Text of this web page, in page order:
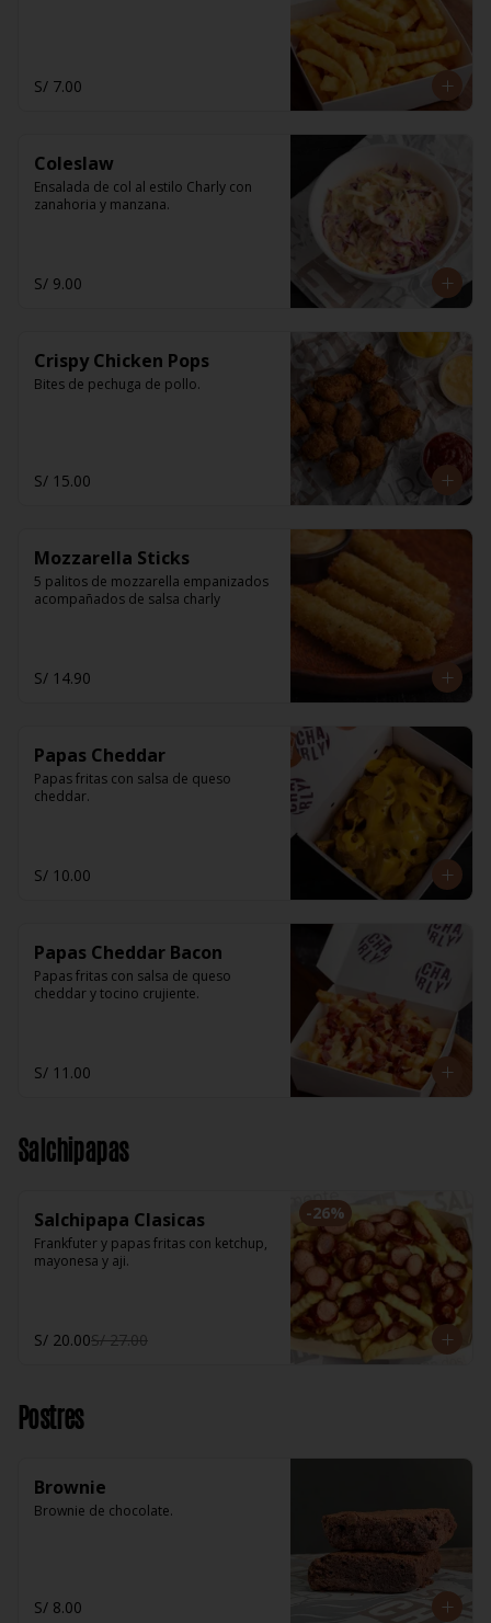
S/ 7.00
Coleslaw
Ensalada de col al estilo Charly con
zanahoria y manzana.
S/ 9.00
Crispy Chicken Pops
Bites de pechuga de pollo.
S/ 15.00
Mozzarella Sticks
5 palitos de mozzarella empanizados
acompañados de salsa charly
S/ 14.90
Papas Cheddar
Papas fritas con salsa de queso
cheddar.
S/ 10.00
Papas Cheddar Bacon
Papas fritas con salsa de queso
cheddar y tocino crujiente.
S/ 11.00
Salchipapas
-26%
Salchipapa Clasicas
Frankfuter y papas fritas con ketchup,
mayonesa y aji.
S/ 20.00S/ 27.00
Postres
Brownie
Brownie de chocolate.
S/ 8.00